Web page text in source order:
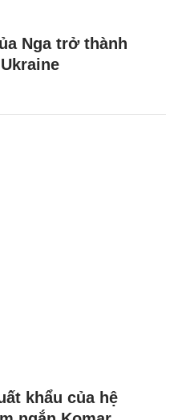
Nga trở thành
khẩu của hệ